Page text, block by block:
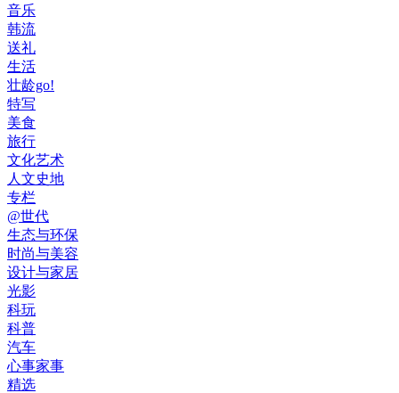
音乐
韩流
送礼
生活
壮龄go!
特写
美食
旅行
文化艺术
人文史地
专栏
@世代
生态与环保
时尚与美容
设计与家居
光影
科玩
科普
汽车
心事家事
精选